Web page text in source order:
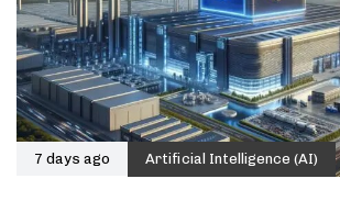
7 days ago Artificial Intelligence (AI)